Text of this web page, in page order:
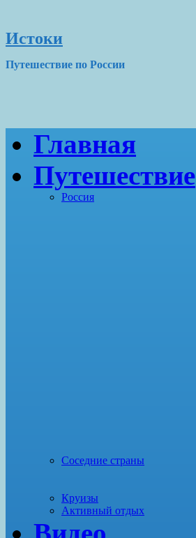
Истоки
Путешествие по России
Главная
Путешествие
Россия
Соседние страны
Круизы
Активный отдых